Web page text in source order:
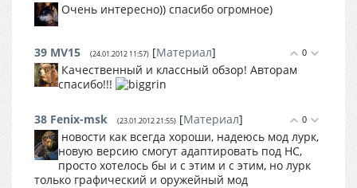
Очень интересно)) спасибо огромное)
0
39 MV15 (24.01.2012 11:57) [Материал]
Качественный и классный обзор! Авторам
спасибо!!!
0
38 Fenix-msk (23.01.2012 21:55) [Материал]
новости как всегда хороши, надеюсь мод лурк,
новую версию смогут адаптировать под НС,
просто хотелось бы и с этим и с этим, но лурк
только графический и оружейный мод